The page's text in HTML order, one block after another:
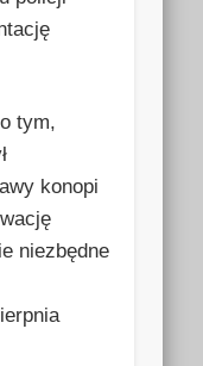
tym,
konopi
niezbędne